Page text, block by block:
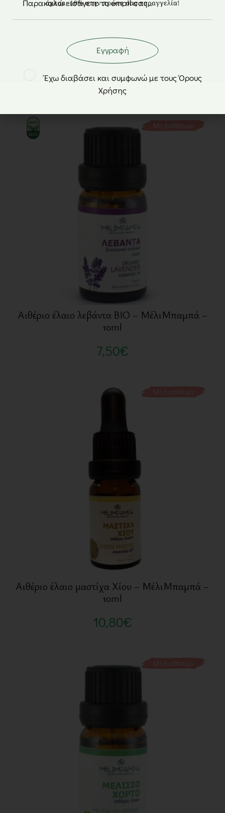
Αιθέριο έλαιο ευκάλυπτος BIO –
ΜέλιΜπαμπά – 10ml
6,80€
Μη διαθέσιμο
Αιθέριο έλαιο λεβάντα BIO – ΜέλιΜπαμπά –
10ml
7,50€
Μη διαθέσιμο
Αιθέριο έλαιο μαστίχα Χίου – ΜέλιΜπαμπά –
10ml
10,80€
Μη διαθέσιμο
Εγγραφή
Έχω διαβάσει και συμφωνώ με τους Όρους
Χρήσης